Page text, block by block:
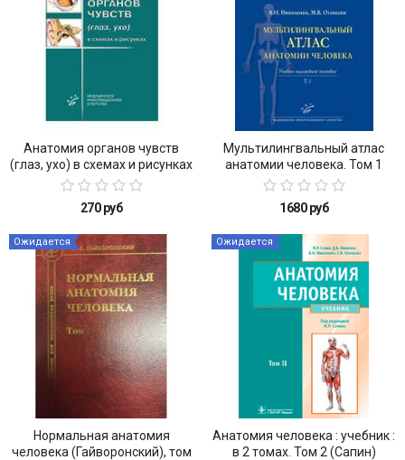
Анатомия органов чувств
(глаз, ухо) в схемах и рисунках
270 руб
Мультилингвальный атлас
анатомии человека. Том 1
1680 руб
Ожидается
Нормальная анатомия
человека (Гайворонский), том
Ожидается
Анатомия человека : учебник :
в 2 томах. Том 2 (Сапин)